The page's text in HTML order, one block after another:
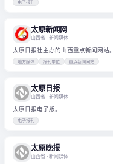
电子报刊
太原新闻网
山西省· 新闻媒体
太原日报社主办的山西重点新闻网站。
地方媒体 报刊单位 重点新闻网站
太原日报
山西省· 新闻媒体
太原日报电子版。
电子报刊
太原晚报
山西省· 新闻媒体